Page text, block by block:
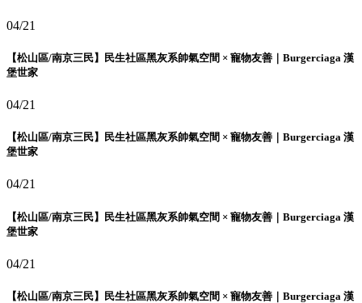
04/21
【松山區/南京三民】民生社區黑灰系帥氣空間 × 寵物友善｜Burgerciaga 漢
堡世家
04/21
【松山區/南京三民】民生社區黑灰系帥氣空間 × 寵物友善｜Burgerciaga 漢
堡世家
04/21
【松山區/南京三民】民生社區黑灰系帥氣空間 × 寵物友善｜Burgerciaga 漢
堡世家
04/21
【松山區/南京三民】民生社區黑灰系帥氣空間 × 寵物友善｜Burgerciaga 漢